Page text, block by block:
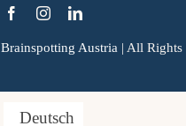
Brainspotting Austria| All Rights
Deutsch